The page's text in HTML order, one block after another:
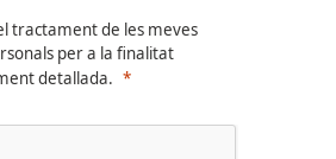
tractament de les meves
per a la finalitat
detallada.